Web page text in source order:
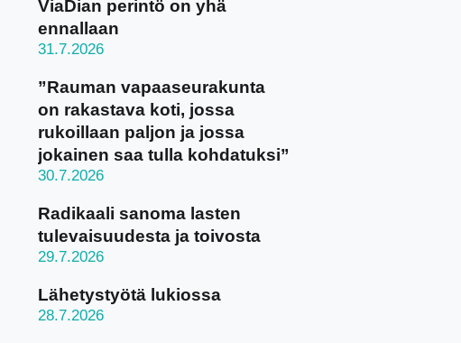
ViaDian perintö on yhä
ennallaan
31.7.2026
”Rauman vapaaseurakunta
on rakastava koti, jossa
rukoillaan paljon ja jossa
jokainen saa tulla kohdatuksi”
30.7.2026
Radikaali sanoma lasten
tulevaisuudesta ja toivosta
29.7.2026
Lähetystyötä lukiossa
28.7.2026